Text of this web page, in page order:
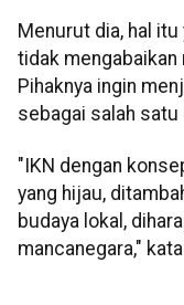
Menurut dia, hal
tidak mengabaikan
Pihaknya ingin
sebagai salah satu
"IKN dengan
yang hijau,
budaya lokal,
mancanegara,"